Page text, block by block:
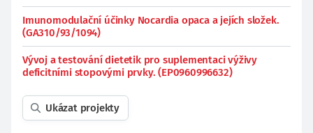
Imunomodulační účinky Nocardia opaca a jejích složek.
(GA310/93/1094)
Vývoj a testování dietetik pro suplementaci výživy
deficitními stopovými prvky. (EP0960996632)
Ukázat projekty